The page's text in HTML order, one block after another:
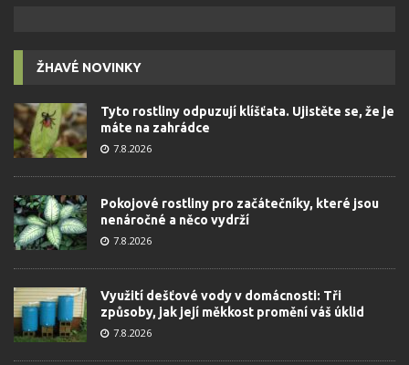
ŽHAVÉ NOVINKY
Tyto rostliny odpuzují klíšťata. Ujistěte se, že je
máte na zahrádce
7.8.2026
Pokojové rostliny pro začátečníky, které jsou
nenáročné a něco vydrží
7.8.2026
Využití dešťové vody v domácnosti: Tři
způsoby, jak její měkkost promění váš úklid
7.8.2026